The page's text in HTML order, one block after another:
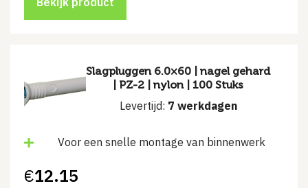
Slagpluggen 6.0×60 | nagel gehard
| PZ-2 | nylon | 100 Stuks
Levertijd: 7 werkdagen
Voor een snelle montage van binnenwerk
€12.15